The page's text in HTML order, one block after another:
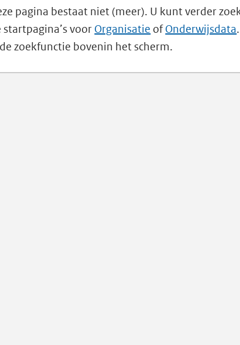
pagina bestaat niet (meer). U kunt verder
startpagina’s voor Organisatie ofOnderwijsdata
zoekfunctie bovenin het scherm.